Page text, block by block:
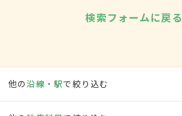
検索フォームに戻る
他の沿線・駅で絞り込む